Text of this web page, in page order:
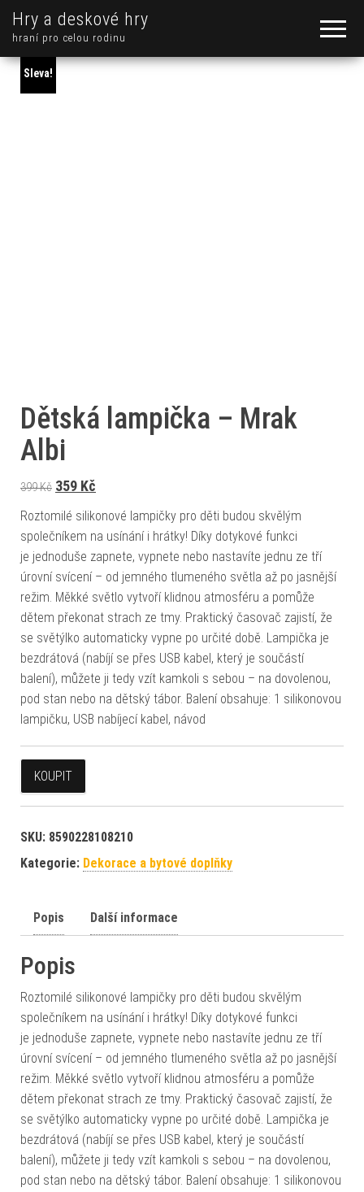
Hry a deskové hry
hraní pro celou rodinu
Sleva!
Dětská lampička – Mrak
Albi
399Kč Původní cena byla: 399 Kč.
359 Kč
Roztomilé silikonové lampičky pro děti budou skvělým
společníkem na usínání i hrátky! Díky dotykové funkci
je jednoduše zapnete, vypnete nebo nastavíte jednu ze tří
úrovní svícení – od jemného tlumeného světla až po jasnější
režim. Měkké světlo vytvoří klidnou atmosféru a pomůže
dětem překonat strach ze tmy. Praktický časovač zajistí, že
se světýlko automaticky vypne po určité době. Lampička je
bezdrátová (nabíjí se přes USB kabel, který je součástí
balení), můžete ji tedy vzít kamkoli s sebou – na dovolenou,
pod stan nebo na dětský tábor. Balení obsahuje: 1 silikonovou
lampičku, USB nabíjecí kabel, návod
KOUPIT
SKU: 8590228108210
Kategorie: Dekorace a bytové doplňky
Popis Další informace
Popis
Roztomilé silikonové lampičky pro děti budou skvělým
společníkem na usínání i hrátky! Díky dotykové funkci
je jednoduše zapnete, vypnete nebo nastavíte jednu ze tří
úrovní svícení – od jemného tlumeného světla až po jasnější
režim. Měkké světlo vytvoří klidnou atmosféru a pomůže
dětem překonat strach ze tmy. Praktický časovač zajistí, že
se světýlko automaticky vypne po určité době. Lampička je
bezdrátová (nabíjí se přes USB kabel, který je součástí
balení), můžete ji tedy vzít kamkoli s sebou – na dovolenou,
pod stan nebo na dětský tábor. Balení obsahuje: 1 silikonovou